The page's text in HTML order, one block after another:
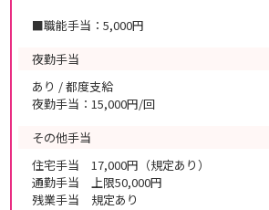
■職能手当：5,000円
夜勤手当
あり / 都度支給
夜勤手当：15,000円/回
その他手当
住宅手当 17,000円（規定あり）
通勤手当 上限50,000円
残業手当 規定あり